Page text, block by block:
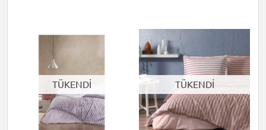
TÜKENDİ TÜKENDİ